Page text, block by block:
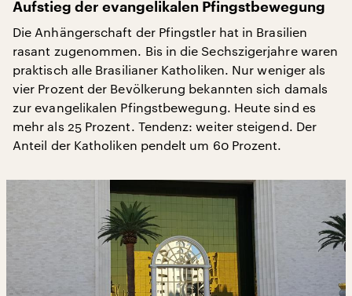
Aufstieg der evangelikalen Pfingstbewegung
Die Anhängerschaft der Pfingstler hat in Brasilien
rasant zugenommen. Bis in die Sechszigerjahre waren
praktisch alle Brasilianer Katholiken. Nur weniger als
vier Prozent der Bevölkerung bekannten sich damals
zur evangelikalen Pfingstbewegung. Heute sind es
mehr als 25 Prozent. Tendenz: weiter steigend. Der
Anteil der Katholiken pendelt um 60 Prozent.